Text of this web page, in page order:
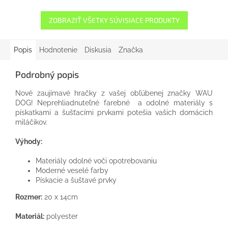
ZOBRAZIŤ VŠETKY SÚVISIACE PRODUKTY
Popis Hodnotenie Diskusia Značka
Podrobný popis
Nové zaujímavé hračky z vašej obľúbenej značky WAU
DOG! Neprehliadnuteľné farebné a odolné materiály s
pískatkami a šušťacími prvkami potešia vašich domácich
miláčikov.
Výhody:
Materiály odolné voči opotrebovaniu
Moderné veselé farby
Pískacie a šuštavé prvky
Rozmer: 20 x 14cm
Materiál: polyester